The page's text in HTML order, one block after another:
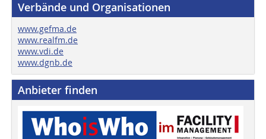
Verbände und Organisationen
www.gefma.de
www.realfm.de
www.vdi.de
www.dgnb.de
Anbieter finden